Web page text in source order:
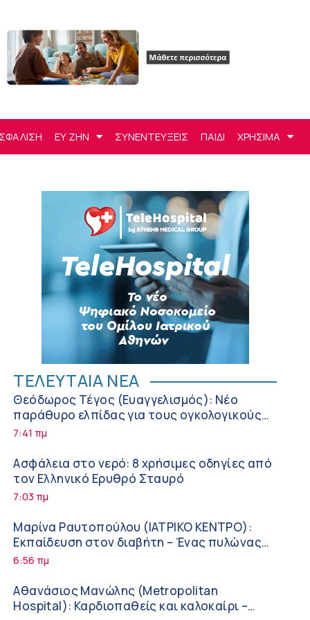
ΕΥ ΖΗΝ ΣΥΝΕΝΤΕΥΞΕΙΣ ΠΑΙΔΙ ΧΡΗΣΙΜΑ
ΤΕΛΕΥΤΑΙΑ ΝΕΑ
Θεόδωρος Τέγος (Ευαγγελισμός): Νέο
παράθυρο ελπίδας για τους ογκολογικούς
ασθενείς μέσω κλινικών δοκιμών
7:41 πμ
Ασφάλεια στο νερό: 8 χρήσιμες οδηγίες από
τον Ελληνικό Ερυθρό Σταυρό
7:03 πμ
Μαρίνα Ραυτοπούλου (ΙΑΤΡΙΚΟ ΚΕΝΤΡΟ):
Εκπαίδευση στον διαβήτη – Ένας πυλώνας
της σύγχρονης φροντίδας
6:56 πμ
Αθανάσιος Μανώλης (Metropolitan
Hospital): Καρδιοπαθείς και καλοκαίρι –